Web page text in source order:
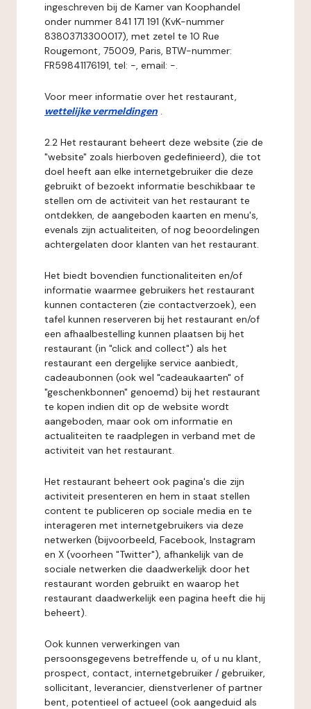
ingeschreven bij de Kamer van Koophandel
onder nummer 841 171 191 (KvK-nummer
83803713300017), met zetel te 10 Rue
Rougemont, 75009, Paris, BTW-nummer:
FR59841176191, tel: -, email: -.
Voor meer informatie over het restaurant,
wettelijke vermeldingen .
2.2 Het restaurant beheert deze website (zie de
"website" zoals hierboven gedefinieerd), die tot
doel heeft aan elke internetgebruiker die deze
gebruikt of bezoekt informatie beschikbaar te
stellen om de activiteit van het restaurant te
ontdekken, de aangeboden kaarten en menu's,
evenals zijn actualiteiten, of nog beoordelingen
achtergelaten door klanten van het restaurant.
Het biedt bovendien functionaliteiten en/of
informatie waarmee gebruikers het restaurant
kunnen contacteren (zie contactverzoek), een
tafel kunnen reserveren bij het restaurant en/of
een afhaalbestelling kunnen plaatsen bij het
restaurant (in "click and collect") als het
restaurant een dergelijke service aanbiedt,
cadeaubonnen (ook wel "cadeaukaarten" of
"geschenkbonnen" genoemd) bij het restaurant
te kopen indien dit op de website wordt
aangeboden, maar ook om informatie en
actualiteiten te raadplegen in verband met de
activiteit van het restaurant.
Het restaurant beheert ook pagina's die zijn
activiteit presenteren en hem in staat stellen
content te publiceren op sociale media en te
interageren met internetgebruikers via deze
netwerken (bijvoorbeeld, Facebook, Instagram
en X (voorheen "Twitter"), afhankelijk van de
sociale netwerken die daadwerkelijk door het
restaurant worden gebruikt en waarop het
restaurant daadwerkelijk een pagina heeft die hij
beheert).
Ook kunnen verwerkingen van
persoonsgegevens betreffende u, of u nu klant,
prospect, contact, internetgebruiker / gebruiker,
sollicitant, leverancier, dienstverlener of partner
bent, potentieel of actueel (ook aangeduid als